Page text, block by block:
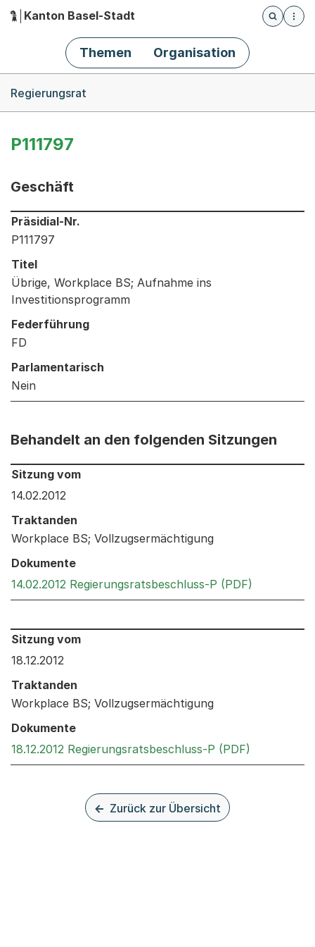
Hauptnavigation
Kanton Basel-Stadt
Öffnet
Themen Organisation
Regierungsrat
P111797
Geschäft
Informationen zum Ausgewählten Geschäft
Präsidial-Nr.
P111797
Titel
Übrige, Workplace BS; Aufnahme ins
Investitionsprogramm
Federführung
FD
Parlamentarisch
Nein
Behandelt an den folgenden Sitzungen
Behandelt an den folgenden Sitzungen: Informationen
Sitzung vom
14.02.2012
Traktanden
Workplace BS; Vollzugsermächtigung
Dokumente
14.02.2012 Regierungsratsbeschluss-P (PDF)
Behandelt an den folgenden Sitzungen: Informationen
Sitzung vom
18.12.2012
Traktanden
Workplace BS; Vollzugsermächtigung
Dokumente
18.12.2012 Regierungsratsbeschluss-P (PDF)
Zurück zur Übersicht